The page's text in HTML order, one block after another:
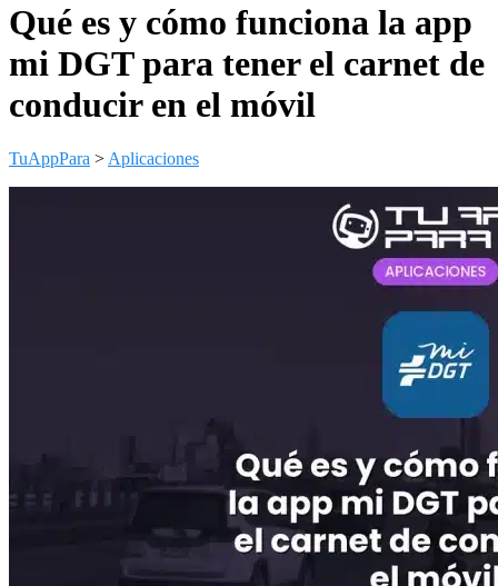
Qué es y cómo funciona la app
mi DGT para tener el carnet de
conducir en el móvil
TuAppPara > Aplicaciones